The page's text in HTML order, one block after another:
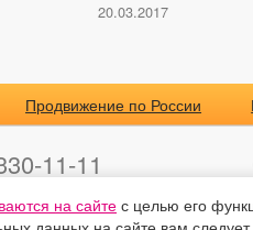
20.03.2017
Продвижение по России
11-11
11-11
на сайтес целью его